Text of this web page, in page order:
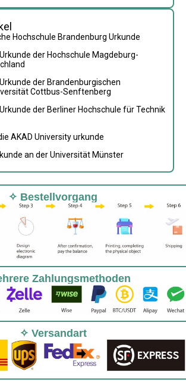
Hochschule Brandenburg Urkunde
der Hochschule Magdeburg-
der Brandenburgischen
Cottbus-Senftenberg
der Berliner Hochschule für Technik
AKAD University urkunde
an der Universität Münster
✧ Bestellvorgang
Zahlungsmethoden
✧ Versandart